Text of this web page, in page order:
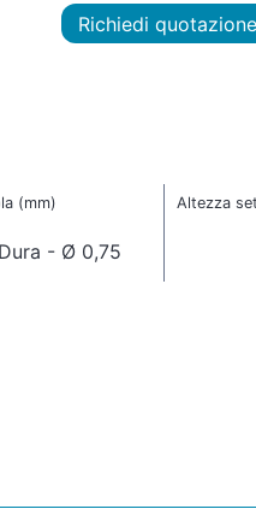
Richiedi quotazione
(mm) Altezza
Dura - Ø 0,75